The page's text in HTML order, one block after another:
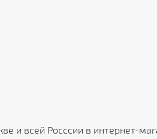
и всей Росссии в интернет-